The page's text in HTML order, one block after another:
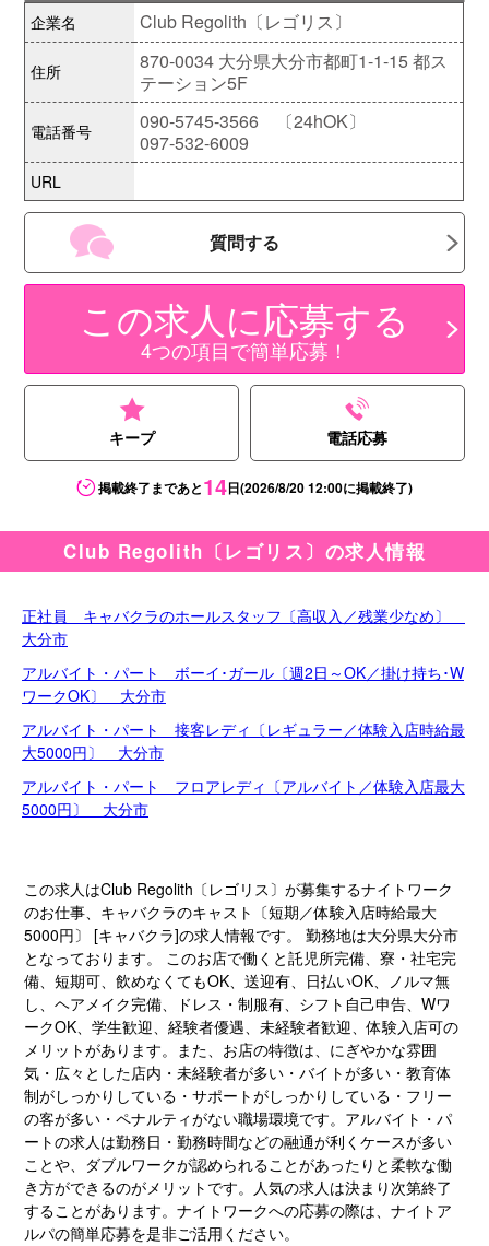
企業名 Club Regolith〔レゴリス〕
住所
870-0034 大分県大分市都町1-1-15 都ス
テーション5F
電話番号
090-5745-3566 〔24hOK〕
097-532-6009
URL
質問する
この求人に応募する
4つの項目で簡単応募！
キープ 電話応募
掲載終了まであと14日(2026/8/20 12:00に掲載終了)
Club Regolith〔レゴリス〕の求人情報
正社員 キャバクラのホールスタッフ〔高収入／残業少なめ〕
大分市
アルバイト・パート ボーイ･ガール〔週2日～OK／掛け持ち･W
ワークOK〕 大分市
アルバイト・パート 接客レディ〔レギュラー／体験入店時給最
大5000円〕 大分市
アルバイト・パート フロアレディ〔アルバイト／体験入店最大
5000円〕 大分市
この求人はClub Regolith〔レゴリス〕が募集するナイトワーク
のお仕事、キャバクラのキャスト〔短期／体験入店時給最大
5000円〕 [キャバクラ]の求人情報です。 勤務地は大分県大分市
となっております。 このお店で働くと託児所完備、寮・社宅完
備、短期可、飲めなくてもOK、送迎有、日払いOK、ノルマ無
し、ヘアメイク完備、ドレス・制服有、シフト自己申告、Wワ
ークOK、学生歓迎、経験者優遇、未経験者歓迎、体験入店可の
メリットがあります。また、お店の特徴は、にぎやかな雰囲
気・広々とした店内・未経験者が多い・バイトが多い・教育体
制がしっかりしている・サポートがしっかりしている・フリー
の客が多い・ペナルティがない職場環境です。アルバイト・パ
ートの求人は勤務日・勤務時間などの融通が利くケースが多い
ことや、ダブルワークが認められることがあったりと柔軟な働
き方ができるのがメリットです。人気の求人は決まり次第終了
することがあります。ナイトワークへの応募の際は、ナイトア
ルパの簡単応募を是非ご活用ください。